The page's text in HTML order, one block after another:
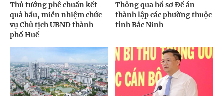
Thủ tướng phê chuẩn kết
quả bầu, miễn nhiệm chức
vụ Chủ tịch UBND thành
phố Huế
Thông qua hồ sơ Đề án
thành lập các phường thuộc
tỉnh Bắc Ninh